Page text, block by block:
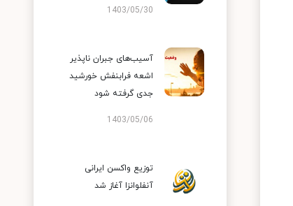
1403/05/30
آسیب‌های جبران ناپذیر
اشعه فرابنفش خورشید
جدی گرفته شود
1403/05/06
توزیع واکسن ایرانی
آنفلوانزا آغاز شد